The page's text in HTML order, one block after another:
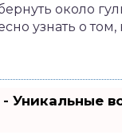
около
узнать о том,